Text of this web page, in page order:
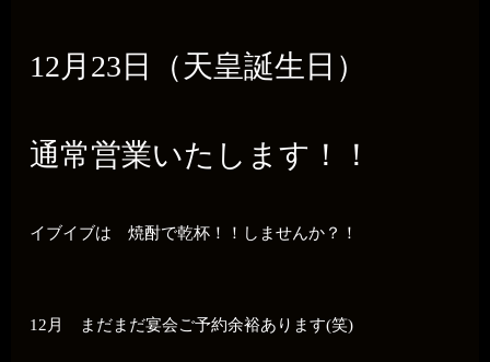
12月23日（天皇誕生日）
通常営業いたします！！
イブイブは 焼酎で乾杯！！しませんか？！
12月 まだまだ宴会ご予約余裕あります(笑)